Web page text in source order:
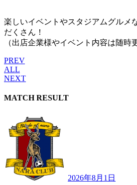
楽しいイベントやスタジアムグルメ
だくさん！
（出店企業様やイベント内容は随時
PREV
ALL
NEXT
MATCH RESULT
2026年8月1日